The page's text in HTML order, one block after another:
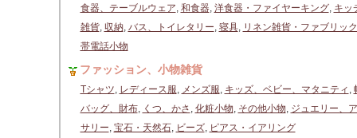
食器、テーブルウェア, 和食器, 洋食器・ファイヤーキング, キッ
雑貨, 収納, バス、トイレタリー, 寝具, リネン雑貨・ファブリック
帯電話小物
ファッション、小物雑貨
Tシャツ, レディース服, メンズ服, キッズ、ベビー、マタニティ ,
バッグ、財布, くつ、かさ , 化粧小物, その他小物, ジュエリー、
サリー, 宝石・天然石, ビーズ, ピアス・イアリング